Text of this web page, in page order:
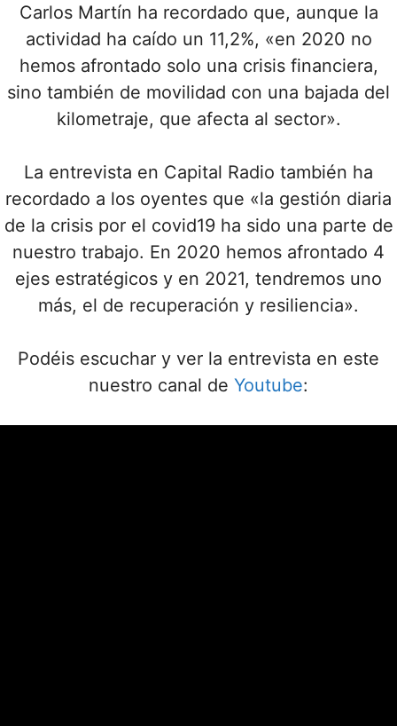
Carlos Martín ha recordado que, aunque la
actividad ha caído un 11,2%, «en 2020 no
hemos afrontado solo una crisis financiera,
sino también de movilidad con una bajada del
kilometraje, que afecta al sector».
La entrevista en Capital Radio también ha
recordado a los oyentes que «la gestión diaria
de la crisis por el covid19 ha sido una parte de
nuestro trabajo. En 2020 hemos afrontado 4
ejes estratégicos y en 2021, tendremos uno
más, el de recuperación y resiliencia».
Podéis escuchar y ver la entrevista en este
nuestro canal de Youtube: